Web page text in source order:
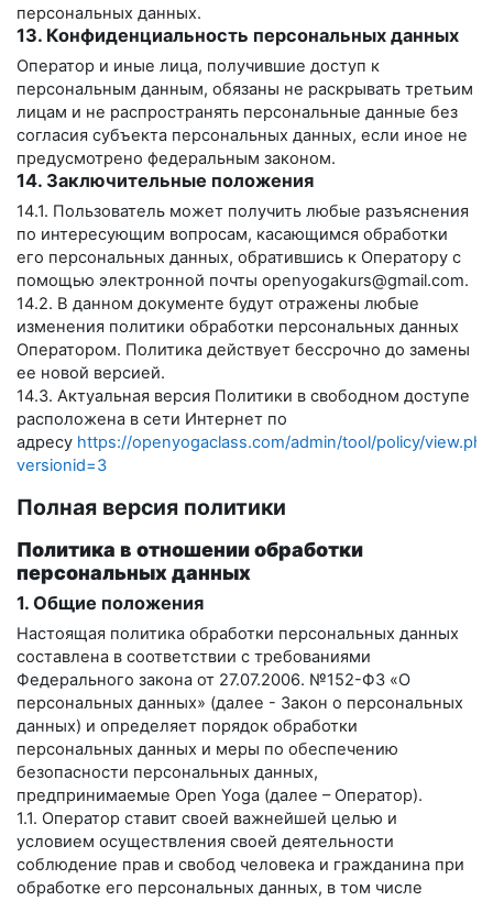
персональных данных.
13. Конфиденциальность персональных данных
Оператор и иные лица, получившие доступ к
персональным данным, обязаны не раскрывать третьим
лицам и не распространять персональные данные без
согласия субъекта персональных данных, если иное не
предусмотрено федеральным законом.
14. Заключительные положения
14.1. Пользователь может получить любые разъяснения
по интересующим вопросам, касающимся обработки
его персональных данных, обратившись к Оператору с
помощью электронной почты openyogakurs@gmail.com.
14.2. В данном документе будут отражены любые
изменения политики обработки персональных данных
Оператором. Политика действует бессрочно до замены
ее новой версией.
14.3. Актуальная версия Политики в свободном доступе
расположена в сети Интернет по
адресу https://openyogaclass.com/admin/tool/policy/
versionid=3
Полная версия политики
Политика в отношении обработки
персональных данных
1. Общие положения
Настоящая политика обработки персональных данных
составлена в соответствии с требованиями
Федерального закона от 27.07.2006. №152-ФЗ «О
персональных данных» (далее - Закон о персональных
данных) и определяет порядок обработки
персональных данных и меры по обеспечению
безопасности персональных данных,
предпринимаемые Open Yoga (далее – Оператор).
1.1. Оператор ставит своей важнейшей целью и
условием осуществления своей деятельности
соблюдение прав и свобод человека и гражданина при
обработке его персональных данных, в том числе